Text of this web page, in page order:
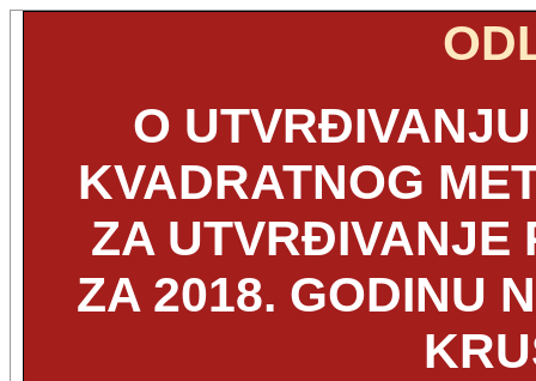
O
KVADRATNOG
ZA UTVRĐIVANJE
ZA 2018. GODINU